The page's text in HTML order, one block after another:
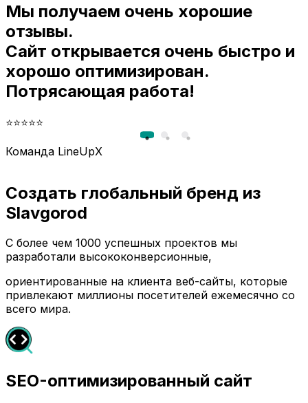
Мы получаем очень хорошие
отзывы.
Сайт открывается очень быстро и
хорошо оптимизирован.
Потрясающая работа!
⭐⭐⭐⭐⭐
Команда LineUpX
Создать глобальный бренд из
Slavgorod
С более чем 1000 успешных проектов мы
разработали высококонверсионные,
ориентированные на клиента веб-сайты, которые
привлекают миллионы посетителей ежемесячно со
всего мира.
SEO-оптимизированный сайт